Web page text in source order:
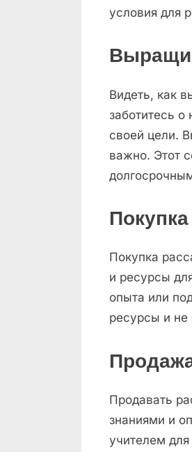
условия для
Видеть, как
заботитесь о
своей цели.
важно. Этот
Покупка
и ресурсы
опыта или
ресурсы и не
Продавать
знаниями и
учителем